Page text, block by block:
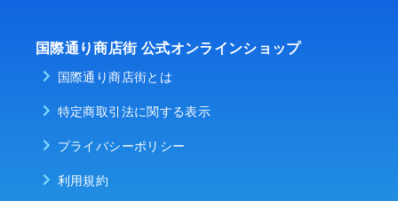
国際通り商店街 公式オンラインショップ
国際通り商店街とは
特定商取引法に関する表示
プライバシーポリシー
利用規約